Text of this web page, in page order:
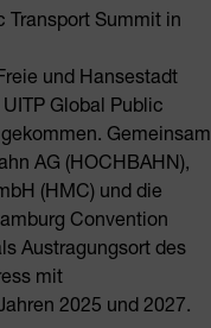
Transport Summit in
und Hansestadt
Global Public
Gemeinsam
AG (HOCHBAHN),
(HMC) und die
Convention
Austragungsort des
mit
2025 und 2027.